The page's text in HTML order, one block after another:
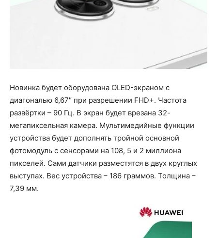
Новинка будет оборудована OLED-экраном с
диагональю 6,67″ при разрешении FHD+. Частота
развёртки – 90 Гц. В экран будет врезана 32-
мегапиксельная камера. Мультимедийные функции
устройства будет дополнять тройной основной
фотомодуль с сенсорами на 108, 5 и 2 миллиона
пикселей. Сами датчики разместятся в двух круглых
выступах. Вес устройства – 186 граммов. Толщина –
7,39 мм.